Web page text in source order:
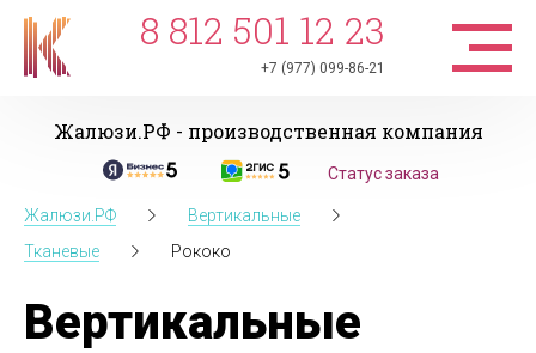
8 812 501 12 23
+7 (977) 099-86-21
Жалюзи.РФ - производственная компания
Статус заказа
Жалюзи.РФ
Вертикальные
Тканевые
Рококо
Вертикальные